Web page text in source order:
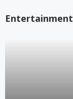
Entertainment